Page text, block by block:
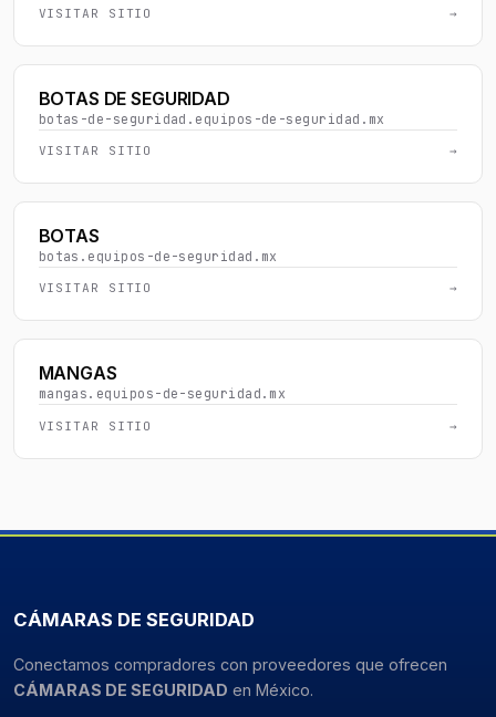
VISITAR SITIO →
BOTAS DE SEGURIDAD
botas-de-seguridad.equipos-de-seguridad.mx
VISITAR SITIO →
BOTAS
botas.equipos-de-seguridad.mx
VISITAR SITIO →
MANGAS
mangas.equipos-de-seguridad.mx
VISITAR SITIO →
CÁMARAS DE SEGURIDAD
Conectamos compradores con proveedores que ofrecen
CÁMARAS DE SEGURIDAD en México.